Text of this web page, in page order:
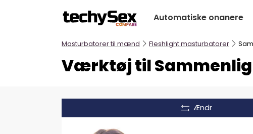
Automatiske onanere
Masturbatorer til mænd Fleshlight masturbatorer
Værktøj til
Ændr